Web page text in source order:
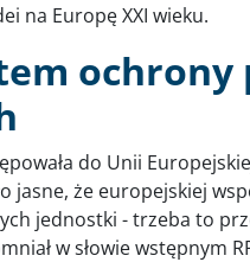
na Europę XXI wieku.
ochrony
do Unii
jasne, że europejskiej
jednostki - trzeba to
w słowie wstępnym